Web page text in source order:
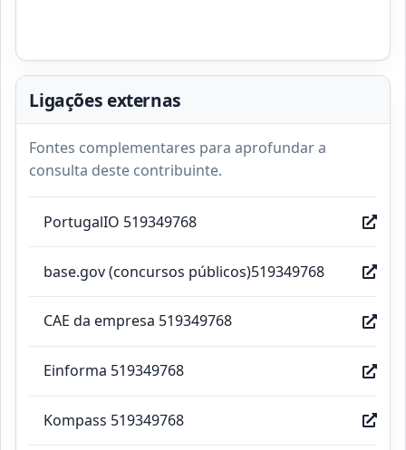
Ligações externas
Fontes complementares para aprofundar a
consulta deste contribuinte.
PortugalIO 519349768
base.gov (concursos públicos)519349768
CAE da empresa 519349768
Einforma 519349768
Kompass 519349768